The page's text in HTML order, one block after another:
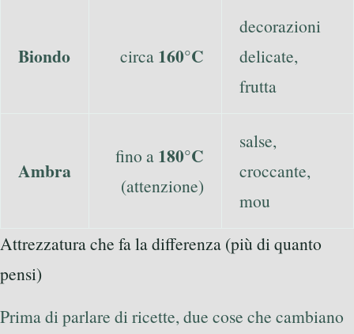
Biondo circa 160°C
decorazioni
delicate,
frutta
Ambra
fino a 180°C
(attenzione)
salse,
croccante,
mou
Attrezzatura che fa la differenza (più di quanto
pensi)
Prima di parlare di ricette, due cose che cambiano